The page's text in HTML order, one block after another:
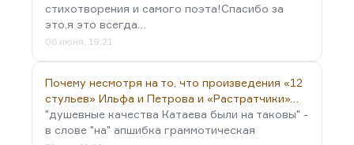
стихотворения и самого поэта!Спасибо за
это,я это всегда…
06 июня, 19:21
Почему несмотря на то, что произведения «12
стульев» Ильфа и Петрова и «Растратчики»…
"душевные качества Катаева были на таковы" -
в слове "на" апшибка граммотическая